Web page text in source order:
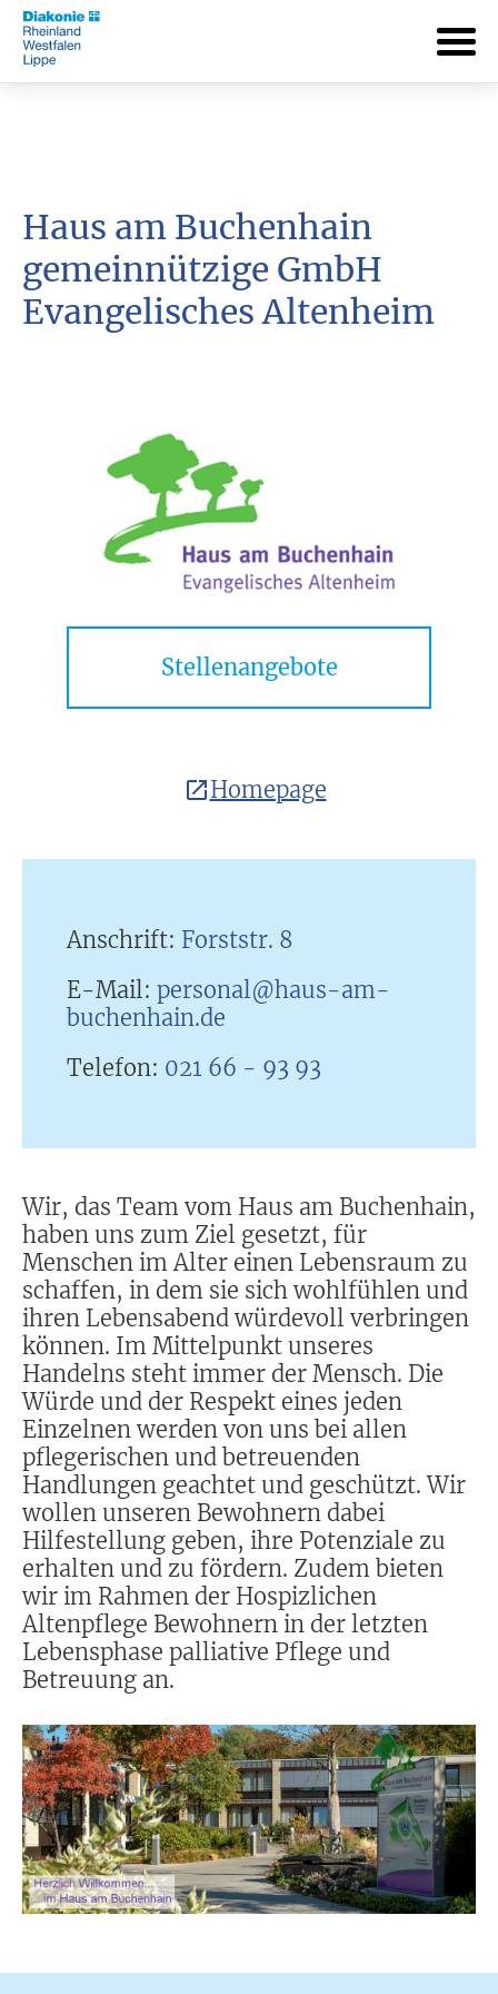
Haus am Buchenhain
gemeinnützige GmbH
Evangelisches Altenheim
Wir, das Team vom Haus am Buchenhain,
haben uns zum Ziel gesetzt, für
Menschen im Alter einen Lebensraum zu
schaffen, in dem sie sich wohlfühlen und
ihren Lebensabend würdevoll verbringen
können. Im Mittelpunkt unseres
Handelns steht immer der Mensch. Die
Würde und der Respekt eines jeden
Einzelnen werden von uns bei allen
pflegerischen und betreuenden
Handlungen geachtet und geschützt. Wir
wollen unseren Bewohnern dabei
Hilfestellung geben, ihre Potenziale zu
erhalten und zu fördern. Zudem bieten
wir im Rahmen der Hospizlichen
Altenpflege Bewohnern in der letzten
Lebensphase palliative Pflege und
Betreuung an.
Stellenangebote
Homepage
Anschrift: Forststr. 8
E-Mail: personal@haus-am-
buchenhain.de
Telefon: 021 66 - 93 93